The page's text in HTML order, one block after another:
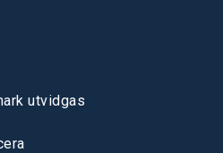
utvidgas